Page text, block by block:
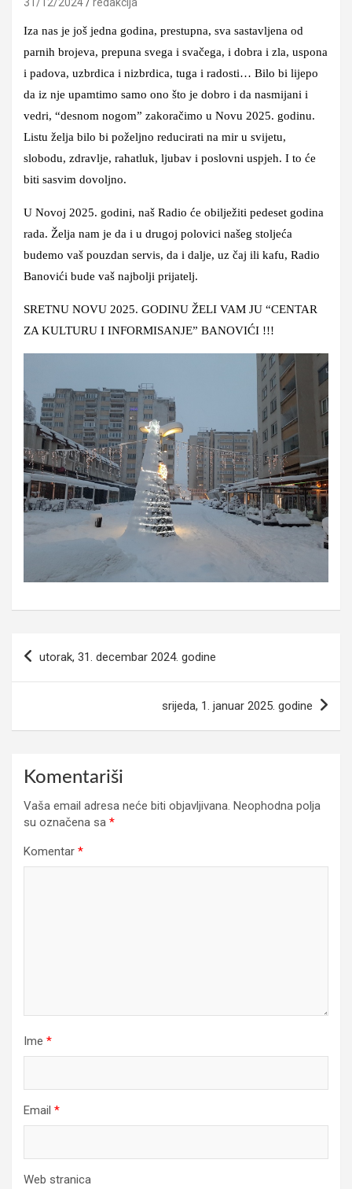
Iza nas je još jedna godina, prestupna, sva sastavljena od
parnih brojeva, prepuna svega i svačega, i dobra i zla, uspona
i padova, uzbrdica i nizbrdica, tuga i radosti… Bilo bi lijepo
da iz nje upamtimo samo ono što je dobro i da nasmijani i
vedri, “desnom nogom” zakoračimo u Novu 2025. godinu.
Listu želja bilo bi poželjno reducirati na mir u svijetu,
slobodu, zdravlje, rahatluk, ljubav i poslovni uspjeh. I to će
biti sasvim dovoljno.
U Novoj 2025. godini, naš Radio će obilježiti pedeset godina
rada. Želja nam je da i u drugoj polovici našeg stoljeća
budemo vaš pouzdan servis, da i dalje, uz čaj ili kafu, Radio
Banovići bude vaš najbolji prijatelj.
SRETNU NOVU 2025. GODINU ŽELI VAM JU “CENTAR
ZA KULTURU I INFORMISANJE” BANOVIĆI !!!
utorak, 31. decembar 2024. godine
srijeda, 1. januar 2025. godine
Komentariši
Vaša email adresa neće biti objavljivana. Neophodna polja
su označena sa *
Komentar *
Ime *
Email *
Web stranica